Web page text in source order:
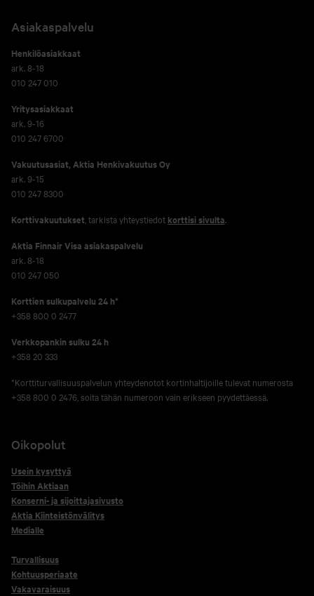
Asiakaspalvelu
Henkilöasiakkaat
ark. 8-18
010 247 010
Yritysasiakkaat
ark. 9-16
010 247 6700
Vakuutusasiat, Aktia Henkivakuutus Oy
ark. 9-15
010 247 8300
Korttivakuutukset , tarkista yhteystiedot korttisi sivulta.
Aktia Finnair Visa asiakaspalvelu
ark. 8-18
010 247 050
Korttien sulkupalvelu 24 h*
+358 800 0 2477
Verkko­pankin sulku 24 h
+358 20 333
*Korttiturvallisuuspalvelun yhteydenotot kortinhaltijoille tulevat numerosta
+358 800 0 2476, soita tähän numeroon vain erikseen pyydettäessä.
Oikopolut
Usein kysyttyä
Töihin Aktiaan
Konserni- ja sijoittajasivusto
Aktia Kiinteistönvälitys
Medialle
Turvallisuus
Kohtuusperiaate
Vakavaraisuus